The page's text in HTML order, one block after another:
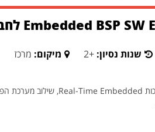
שנות נסיון:+2 מיקום: מרכז